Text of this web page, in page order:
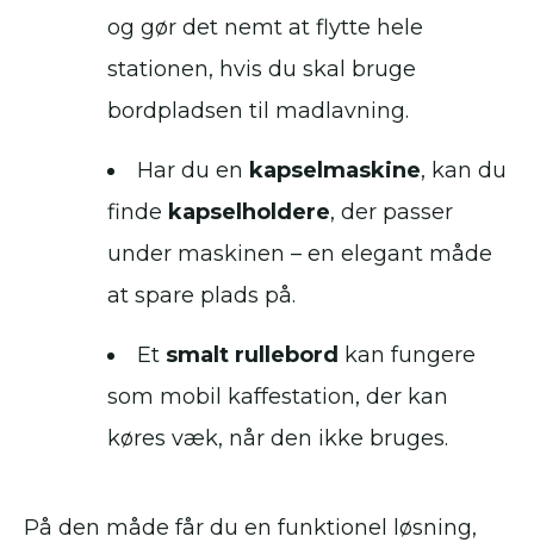
og gør det nemt at flytte hele
stationen, hvis du skal bruge
bordpladsen til madlavning.
Har du en kapselmaskine, kan du
finde kapselholdere, der passer
under maskinen – en elegant måde
at spare plads på.
Et smalt rullebord kan fungere
som mobil kaffestation, der kan
køres væk, når den ikke bruges.
På den måde får du en funktionel løsning,